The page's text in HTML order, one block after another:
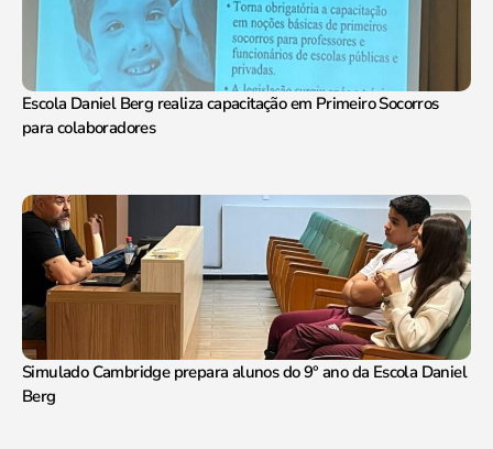
Escola Daniel Berg realiza capacitação em Primeiro Socorros
para colaboradores
Simulado Cambridge prepara alunos do 9° ano da Escola Daniel
Berg